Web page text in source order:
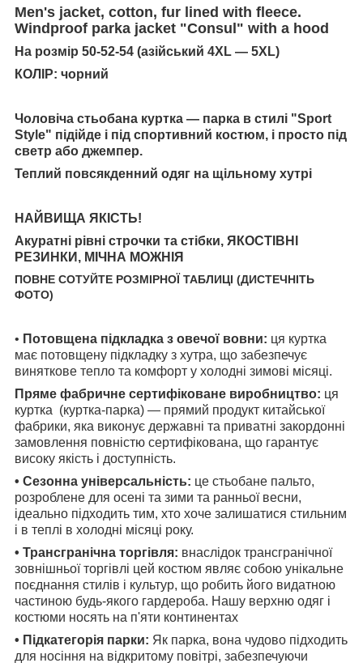
Men's jacket, cotton, fur lined with fleece.
Windproof parka jacket "Consul" with a hood
На розмір 50-52-54 (азійський 4XL — 5XL)
КОЛІР: чорний
Чоловіча стьобана куртка — парка в стилі "Sport
Style" підійде і під спортивний костюм, і просто під
светр або джемпер.
Теплий повсякденний одяг на щільному хутрі
НАЙВИЩА ЯКІСТЬ!
Акуратні рівні строчки та стібки, ЯКОСТІВНІ
РЕЗИНКИ, МІЧНА МОЖНІЯ
ПОВНЕ СОТУЙТЕ РОЗМІРНОЇ ТАБЛИЦІ (ДИСТЕЧНІТЬ
ФОТО)
• Потовщена підкладка з овечої вовни: ця куртка
має потовщену підкладку з хутра, що забезпечує
виняткове тепло та комфорт у холодні зимові місяці.
Пряме фабричне сертифіковане виробництво: ця
куртка (куртка-парка) — прямий продукт китайської
фабрики, яка виконує державні та приватні закордонні
замовлення повністю сертифікована, що гарантує
високу якість і доступність.
• Сезонна універсальність: це стьобане пальто,
розроблене для осені та зими та ранньої весни,
ідеально підходить тим, хто хоче залишатися стильним
і в теплі в холодні місяці року.
• Трансгранічна торгівля: внаслідок трансгранічної
зовнішньої торгівлі цей костюм являє собою унікальне
поєднання стилів і культур, що робить його видатною
частиною будь-якого гардероба. Нашу верхню одяг і
костюми носять на п'яти континентах
• Підкатегорія парки: Як парка, вона чудово підходить
для носіння на відкритому повітрі, забезпечуючи